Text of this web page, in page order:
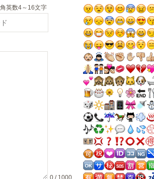
英数4～16文字
0 / 1000